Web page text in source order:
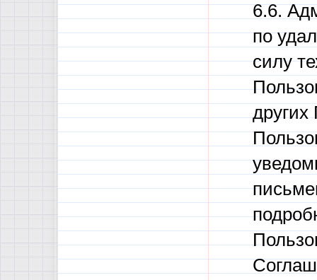
6.6.
по
силу
других